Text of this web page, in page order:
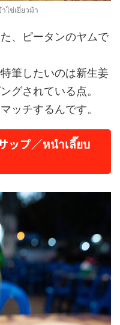
ไข่เยี่ยวม้า
、ピータンのヤムで
筆したいのは新生姜
グされている点。
ッチするんです。
ップ／หนำเลี๊ยบ